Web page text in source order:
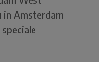
in Amsterdam